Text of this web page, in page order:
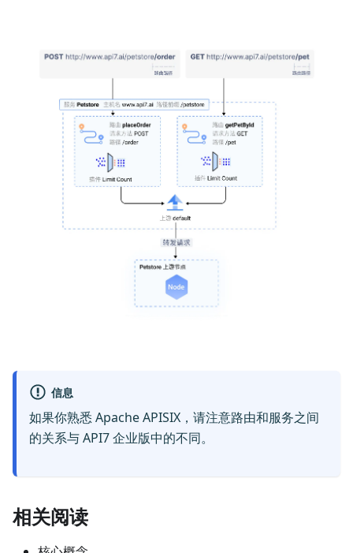
信息
如果你熟悉 Apache APISIX，请注意路由和服务之间
的关系与 API7 企业版中的不同。
相关阅读